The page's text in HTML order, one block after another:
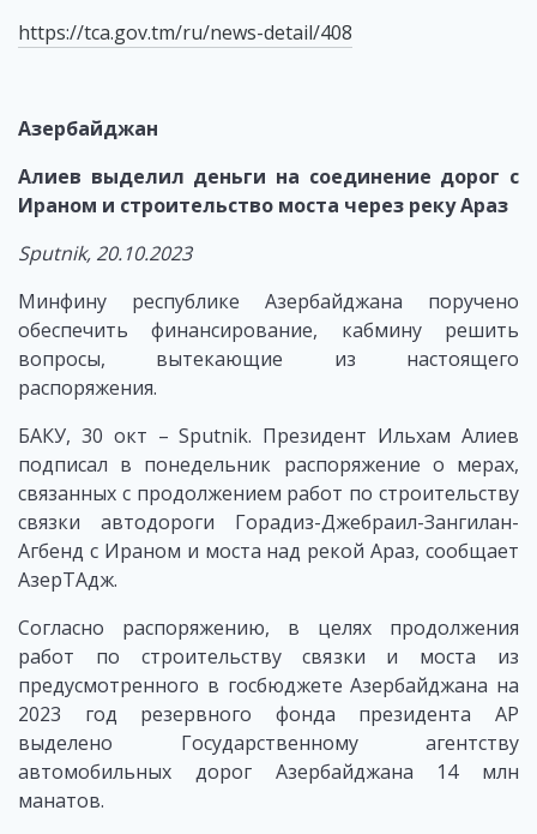
https://tca.gov.tm/ru/news-detail/408
Азербайджан
Алиев выделил деньги на соединение дорог с
Ираном и строительство моста через реку Араз
Sputnik, 20.10.2023
Минфину республике Азербайджана поручено
обеспечить финансирование, кабмину решить
вопросы, вытекающие из настоящего
распоряжения.
БАКУ, 30 окт – Sputnik. Президент Ильхам Алиев
подписал в понедельник распоряжение о мерах,
связанных с продолжением работ по строительству
связки автодороги Горадиз-Джебраил-Зангилан-
Агбенд с Ираном и моста над рекой Араз, сообщает
АзерТАдж.
Согласно распоряжению, в целях продолжения
работ по строительству связки и моста из
предусмотренного в госбюджете Азербайджана на
2023 год резервного фонда президента АР
выделено Государственному агентству
автомобильных дорог Азербайджана 14 млн
манатов.